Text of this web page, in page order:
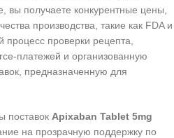
вы получаете конкурентные цены,
производства, такие как FDA и
процесс проверки рецепта,
платежей и организованную
предназначенную для
поставок Apixaban Tablet 5mg
на прозрачную поддержку по